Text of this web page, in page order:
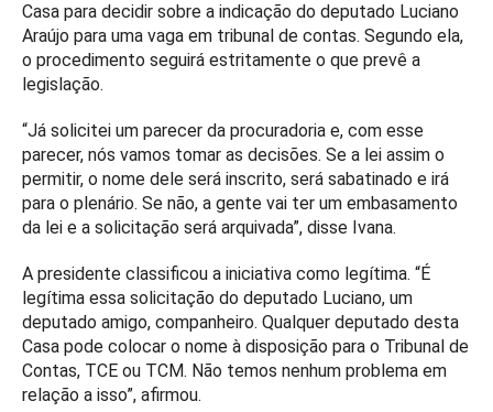
Casa para decidir sobre a indicação do deputado Luciano
Araújo para uma vaga em tribunal de contas. Segundo ela,
o procedimento seguirá estritamente o que prevê a
legislação.
“Já solicitei um parecer da procuradoria e, com esse
parecer, nós vamos tomar as decisões. Se a lei assim o
permitir, o nome dele será inscrito, será sabatinado e irá
para o plenário. Se não, a gente vai ter um embasamento
da lei e a solicitação será arquivada”, disse Ivana.
A presidente classificou a iniciativa como legítima. “É
legítima essa solicitação do deputado Luciano, um
deputado amigo, companheiro. Qualquer deputado desta
Casa pode colocar o nome à disposição para o Tribunal de
Contas, TCE ou TCM. Não temos nenhum problema em
relação a isso”, afirmou.